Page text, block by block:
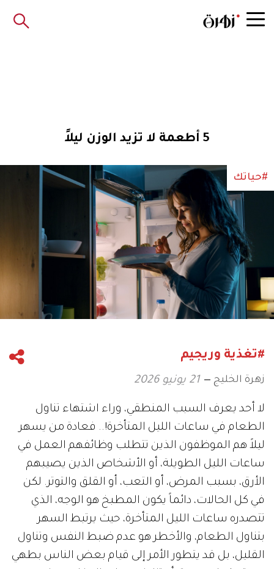
5 أطعمة لا تزيد الوزن ليلاً
#حياتك
#تغذية وريجيم
زهرة الخليج 21 يونيو 2026
لا أحد يعرف السبب المنطقي، وراء اشتهاء تناول
الطعام في ساعات الليل المتأخرة!.. فعادة من يسهر
ليلاً هم الموظفون الذين تتطلب وظائفهم العمل في
ساعات الليل الطويلة، أو الأشخاص الذين يصيبهم
الأرق، بسبب المرض، أو التعب، أو القلق والتوتر. لكن
في كل الحالات، دائماً يكون المطبخ هو الوجه، الذي
تتصدره ساعات الليل المتأخرة، حيث يرتبط السهر
بتناول الطعام، والأخطر هو عدم ضبط النفس وتناول
القليل، بل قد يتطور الأمر إلى قيام بعض الناس بطهي